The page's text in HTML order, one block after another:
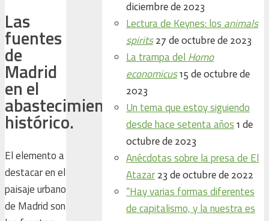
Las
fuentes
de
Madrid
en el
abastecimiento
histórico.
El elemento a
destacar en el
paisaje urbano
de Madrid son
diciembre de 2023
Lectura de Keynes: los animals
spirits 27 de octubre de 2023
La trampa del Homo
economicus 15 de octubre de
2023
Un tema que estoy siguiendo
desde hace setenta años 1 de
octubre de 2023
Anécdotas sobre la presa de El
Atazar 23 de octubre de 2022
“Hay varias formas diferentes
de capitalismo, y la nuestra es